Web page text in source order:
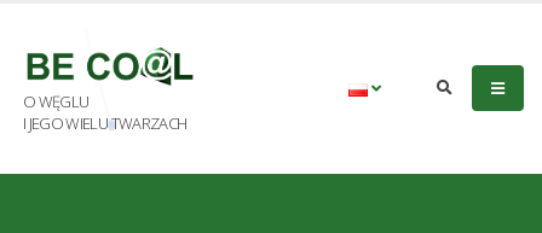
O WĘGLU
I JEGO WIELU TWARZACH